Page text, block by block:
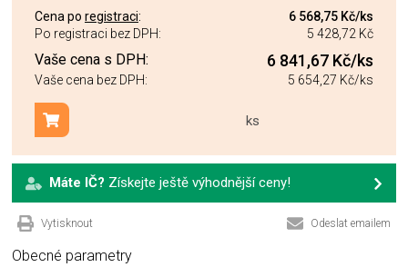
Cena po registraci: 6 568,75 Kč/ks
Po registraci bez DPH:
5 428,72 Kč
Vaše cena s DPH: 6 841,67 Kč/ks
Vaše cena bez DPH: 5 654,27 Kč/ks
ks
Přidat do košíku
Máte IČ? Získejte ještě výhodnější ceny!
Vytisknout Odeslat emailem
Obecné parametry